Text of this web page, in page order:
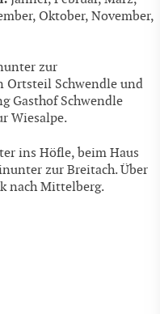
Oktober, November,
zur
Ortsteil Schwendle und
Gasthof Schwendle
Wiesalpe.
ins Höfle, beim Haus
zur Breitach. Über
nach Mittelberg.